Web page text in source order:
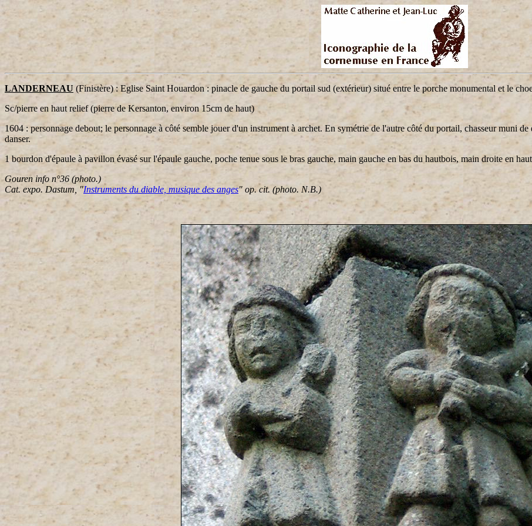
LANDERNEAU (Finistère) : Eglise Saint Houardon : pinacle de gauche du portail sud (extérieur) situé entre le porche monumental et le
Sc/pierre en haut relief (pierre de Kersanton, environ 15cm de haut)
1604 : personnage debout; le personnage à côté semble jouer d'un instrument à archet. En symétrie de l'autre côté du portail, chasseur muni
danser.
1 bourdon d'épaule à pavillon évasé sur l'épaule gauche, poche tenue sous le bras gauche, main gauche en bas du hautbois, main droite en
Gouren info n°36 (photo.)
Cat. expo. Dastum, "Instruments du diable, musique des anges" op. cit. (photo. N.B.)